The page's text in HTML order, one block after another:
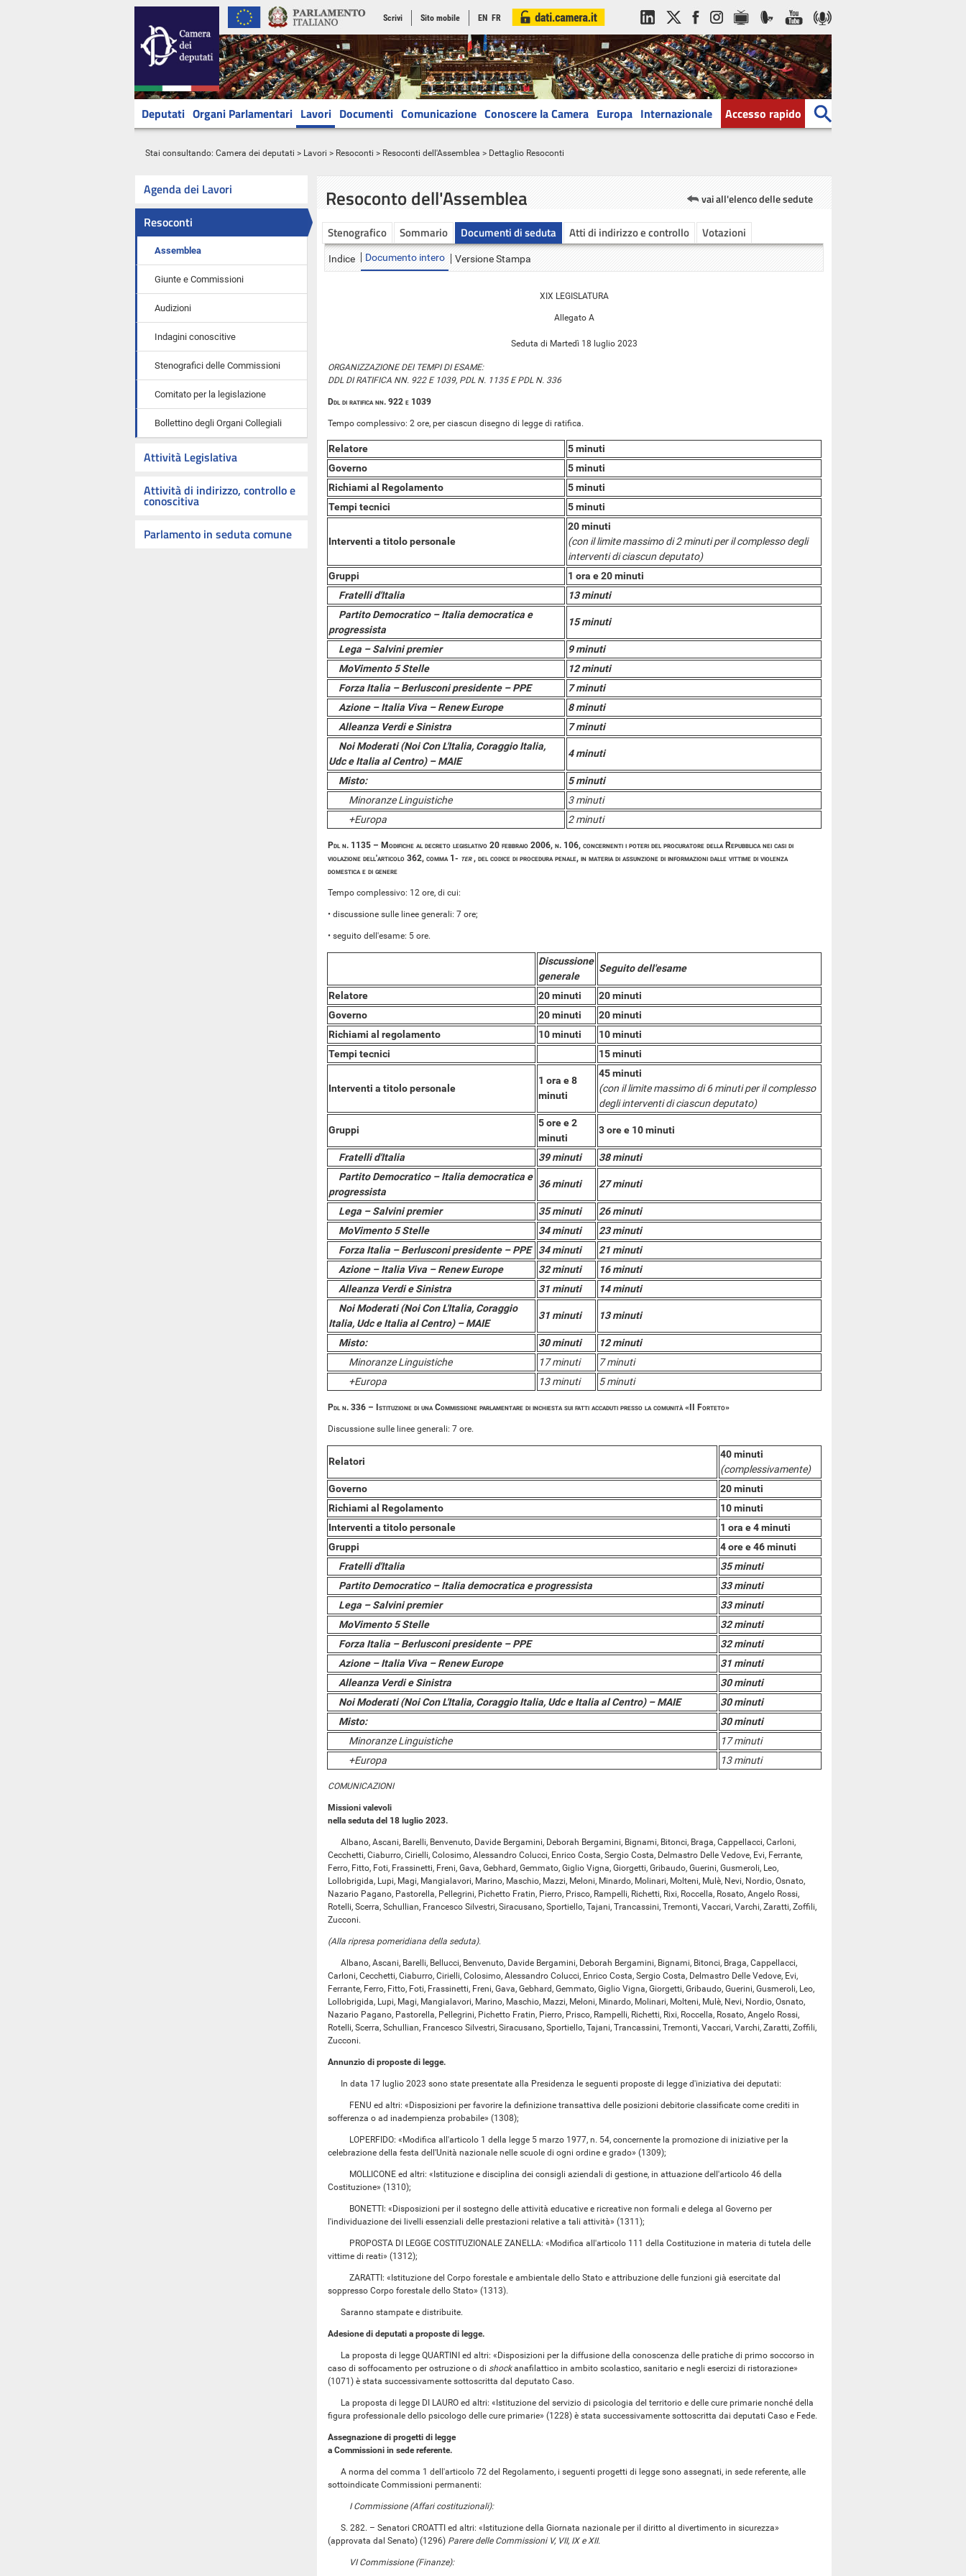
Scrivi Sito mobile EN FR
Deputati Organi Parlamentari Lavori Documenti Comunicazione Conoscere la Camera Europa Internazionale Accesso rapido
Stai consultando: Camera dei deputati > Lavori > Resoconti > Resoconti dell'Assemblea > Dettaglio Resoconti
Agenda dei Lavori
Resoconti
Assemblea
Giunte e Commissioni
Audizioni
Indagini conoscitive
Stenografici delle Commissioni
Comitato per la legislazione
Bollettino degli Organi Collegiali
Attività Legislativa
Attività di indirizzo, controllo e
conoscitiva
Parlamento in seduta comune
Resoconto dell'Assemblea vai all'elenco delle sedute
Stenografico Sommario Documenti di seduta Atti di indirizzo e controllo Votazioni
Indice Documento intero Versione Stampa
XIX LEGISLATURA
Allegato A
Seduta di Martedì 18 luglio 2023
ORGANIZZAZIONE DEI TEMPI DI ESAME:
DDL DI RATIFICA NN. 922 E 1039, PDL N. 1135 E PDL N. 336
Ddl di ratifica nn. 922 e 1039
Tempo complessivo: 2 ore, per ciascun disegno di legge di ratifica.
Relatore
5 minuti
Governo
5 minuti
Richiami al Regolamento
5 minuti
Tempi tecnici
5 minuti
Interventi a titolo personale
20 minuti
(con il limite massimo di 2 minuti per il complesso degli
interventi di ciascun deputato)
Gruppi
1 ora e 20 minuti
Fratelli d'Italia
13 minuti
Partito Democratico – Italia democratica e
progressista
15 minuti
Lega – Salvini premier
9 minuti
MoVimento 5 Stelle
12 minuti
Forza Italia – Berlusconi presidente – PPE
7 minuti
Azione – Italia Viva – Renew Europe
8 minuti
Alleanza Verdi e Sinistra
7 minuti
Noi Moderati (Noi Con L'Italia, Coraggio Italia,
Udc e Italia al Centro) – MAIE
4 minuti
Misto:
5 minuti
Minoranze Linguistiche
3 minuti
+Europa
2 minuti
Pdl n. 1135 – Modifiche al decreto legislativo 20 febbraio 2006, n. 106, concernenti i poteri del procuratore della Repubblica nei casi di
violazione dell'articolo 362, comma 1- ter , del codice di procedura penale, in materia di assunzione di informazioni dalle vittime di violenza
domestica e di genere
Tempo complessivo: 12 ore, di cui:
• discussione sulle linee generali: 7 ore;
• seguito dell'esame: 5 ore.
Discussione
generale
Seguito dell'esame
Relatore 20 minuti
20 minuti
Governo
20 minuti
20 minuti
Richiami al regolamento
10 minuti
10 minuti
Tempi tecnici
15 minuti
Interventi a titolo personale
1 ora e 8
minuti
45 minuti
(con il limite massimo di 6 minuti per il complesso
degli interventi di ciascun deputato)
Gruppi
5 ore e 2
minuti
3 ore e 10 minuti
Fratelli d'Italia 39 minuti
38 minuti
Partito Democratico – Italia democratica e
progressista
36 minuti 27 minuti
Lega – Salvini premier 35 minuti
26 minuti
MoVimento 5 Stelle
34 minuti
23 minuti
Forza Italia – Berlusconi presidente – PPE
34 minuti
21 minuti
Azione – Italia Viva – Renew Europe
32 minuti
16 minuti
Alleanza Verdi e Sinistra
31 minuti
14 minuti
Noi Moderati (Noi Con L'Italia, Coraggio
Italia, Udc e Italia al Centro) – MAIE
31 minuti 13 minuti
Misto: 30 minuti
12 minuti
Minoranze Linguistiche
17 minuti
7 minuti
+Europa
13 minuti 5 minuti
Pdl n. 336 – Istituzione di una Commissione parlamentare di inchiesta sui fatti accaduti presso la comunità «II Forteto»
Discussione sulle linee generali: 7 ore.
Relatori
40 minuti
(complessivamente)
Governo
20 minuti
Richiami al Regolamento
10 minuti
Interventi a titolo personale
1 ora e 4 minuti
Gruppi
4 ore e 46 minuti
Fratelli d'Italia
35 minuti
Partito Democratico – Italia democratica e progressista
33 minuti
Lega – Salvini premier
33 minuti
MoVimento 5 Stelle
32 minuti
Forza Italia – Berlusconi presidente – PPE
32 minuti
Azione – Italia Viva – Renew Europe
31 minuti
Alleanza Verdi e Sinistra
30 minuti
Noi Moderati (Noi Con L'Italia, Coraggio Italia, Udc e Italia al Centro) – MAIE
30 minuti
Misto:
30 minuti
Minoranze Linguistiche
17 minuti
+Europa
13 minuti
COMUNICAZIONI
Missioni valevoli
nella seduta del 18 luglio 2023.
Albano, Ascani, Barelli, Benvenuto, Davide Bergamini, Deborah Bergamini, Bignami, Bitonci, Braga, Cappellacci, Carloni,
Cecchetti, Ciaburro, Cirielli, Colosimo, Alessandro Colucci, Enrico Costa, Sergio Costa, Delmastro Delle Vedove, Evi, Ferrante,
Ferro, Fitto, Foti, Frassinetti, Freni, Gava, Gebhard, Gemmato, Giglio Vigna, Giorgetti, Gribaudo, Guerini, Gusmeroli, Leo,
Lollobrigida, Lupi, Magi, Mangialavori, Marino, Maschio, Mazzi, Meloni, Minardo, Molinari, Molteni, Mulè, Nevi, Nordio, Osnato,
Nazario Pagano, Pastorella, Pellegrini, Pichetto Fratin, Pierro, Prisco, Rampelli, Richetti, Rixi, Roccella, Rosato, Angelo Rossi,
Rotelli, Scerra, Schullian, Francesco Silvestri, Siracusano, Sportiello, Tajani, Trancassini, Tremonti, Vaccari, Varchi, Zaratti, Zoffili,
Zucconi.
(Alla ripresa pomeridiana della seduta).
Albano, Ascani, Barelli, Bellucci, Benvenuto, Davide Bergamini, Deborah Bergamini, Bignami, Bitonci, Braga, Cappellacci,
Carloni, Cecchetti, Ciaburro, Cirielli, Colosimo, Alessandro Colucci, Enrico Costa, Sergio Costa, Delmastro Delle Vedove, Evi,
Ferrante, Ferro, Fitto, Foti, Frassinetti, Freni, Gava, Gebhard, Gemmato, Giglio Vigna, Giorgetti, Gribaudo, Guerini, Gusmeroli, Leo,
Lollobrigida, Lupi, Magi, Mangialavori, Marino, Maschio, Mazzi, Meloni, Minardo, Molinari, Molteni, Mulè, Nevi, Nordio, Osnato,
Nazario Pagano, Pastorella, Pellegrini, Pichetto Fratin, Pierro, Prisco, Rampelli, Richetti, Rixi, Roccella, Rosato, Angelo Rossi,
Rotelli, Scerra, Schullian, Francesco Silvestri, Siracusano, Sportiello, Tajani, Trancassini, Tremonti, Vaccari, Varchi, Zaratti, Zoffili,
Zucconi.
Annunzio di proposte di legge.
In data 17 luglio 2023 sono state presentate alla Presidenza le seguenti proposte di legge d'iniziativa dei deputati:
FENU ed altri: «Disposizioni per favorire la definizione transattiva delle posizioni debitorie classificate come crediti in
sofferenza o ad inadempienza probabile» (1308);
LOPERFIDO: «Modifica all'articolo 1 della legge 5 marzo 1977, n. 54, concernente la promozione di iniziative per la
celebrazione della festa dell'Unità nazionale nelle scuole di ogni ordine e grado» (1309);
MOLLICONE ed altri: «Istituzione e disciplina dei consigli aziendali di gestione, in attuazione dell'articolo 46 della
Costituzione» (1310);
BONETTI: «Disposizioni per il sostegno delle attività educative e ricreative non formali e delega al Governo per
l'individuazione dei livelli essenziali delle prestazioni relative a tali attività» (1311);
PROPOSTA DI LEGGE COSTITUZIONALE ZANELLA: «Modifica all'articolo 111 della Costituzione in materia di tutela delle
vittime di reati» (1312);
ZARATTI: «Istituzione del Corpo forestale e ambientale dello Stato e attribuzione delle funzioni già esercitate dal
soppresso Corpo forestale dello Stato» (1313).
Saranno stampate e distribuite.
Adesione di deputati a proposte di legge.
La proposta di legge QUARTINI ed altri: «Disposizioni per la diffusione della conoscenza delle pratiche di primo soccorso in
caso di soffocamento per ostruzione o di shockanafilattico in ambito scolastico, sanitario e negli esercizi di ristorazione»
(1071) è stata successivamente sottoscritta dal deputato Caso.
La proposta di legge DI LAURO ed altri: «Istituzione del servizio di psicologia del territorio e delle cure primarie nonché della
figura professionale dello psicologo delle cure primarie» (1228) è stata successivamente sottoscritta dai deputati Caso e Fede.
Assegnazione di progetti di legge
a Commissioni in sede referente.
A norma del comma 1 dell'articolo 72 del Regolamento, i seguenti progetti di legge sono assegnati, in sede referente, alle
sottoindicate Commissioni permanenti:
I Commissione (Affari costituzionali):
S. 282. – Senatori CROATTI ed altri: «Istituzione della Giornata nazionale per il diritto al divertimento in sicurezza»
(approvata dal Senato) (1296) Parere delle Commissioni V, VII, IX e XII.
VI Commissione (Finanze):